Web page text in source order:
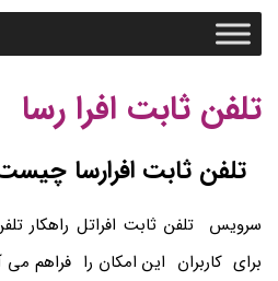
تلفن ثابت افرا رسا
تلفن ثابت افرارسا
سرویس تلفن ثابت افراتل راهکار
برای کاربران این امکان را فراهم می